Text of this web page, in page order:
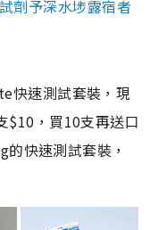
劑予深水埗露宿者
快速測試套裝，現
$10，買10支再送口
快速測試套裝，